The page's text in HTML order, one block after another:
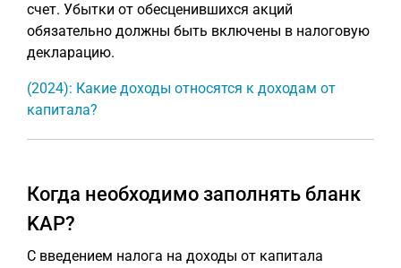
счет. Убытки от обесценившихся акций
обязательно должны быть включены в налоговую
декларацию.
(2024): Какие доходы относятся к доходам от
капитала?
Когда необходимо заполнять бланк
KAP?
С введением налога на доходы от капитала